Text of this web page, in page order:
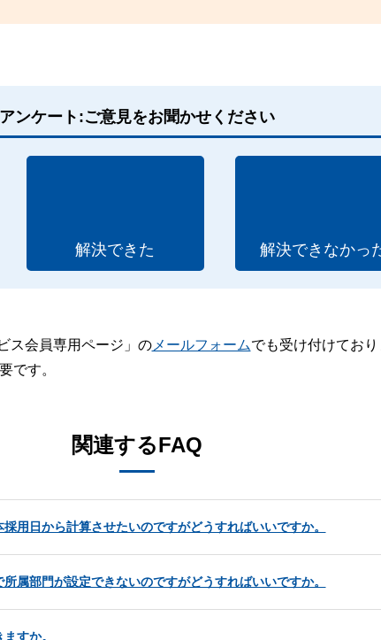
アンケート:ご意見をお聞かせください
解決できた 解決できなかっ
ス会員専用ページ」のメールフォームでも受け付けてお
です。
関連するFAQ
用日から計算させたいのですがどうすればいいですか。
属部門が設定できないのですがどうすればいいですか。
すか。